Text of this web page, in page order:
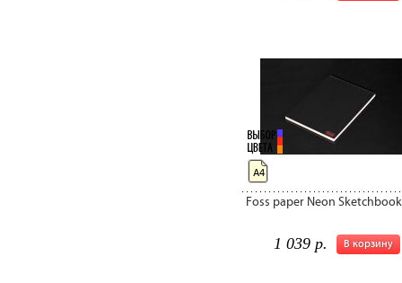
Foss paper Neon
В корзину
1 039 р.
А4